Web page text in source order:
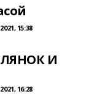
15:38
И
16:28